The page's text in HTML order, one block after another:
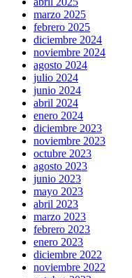
marzo 2025
febrero 2025
diciembre 2024
noviembre 2024
agosto 2024
julio 2024
junio 2024
abril 2024
enero 2024
diciembre 2023
noviembre 2023
octubre 2023
agosto 2023
junio 2023
mayo 2023
abril 2023
marzo 2023
febrero 2023
enero 2023
diciembre 2022
noviembre 2022